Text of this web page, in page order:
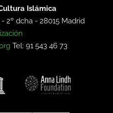
Islámica
- 2º dcha -28015 Madrid
Tel: 91 543 46 73